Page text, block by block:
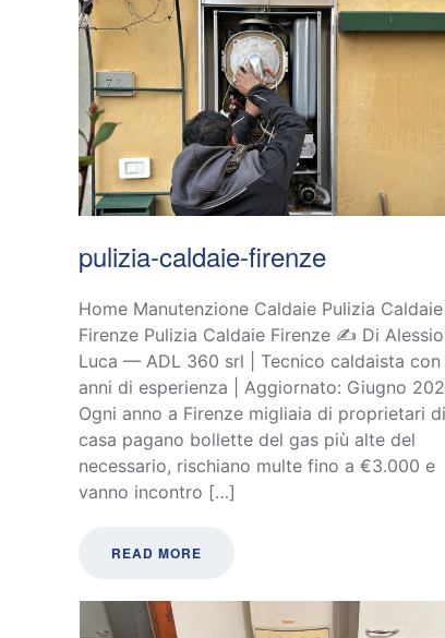
pulizia-caldaie-firenze
Home Manutenzione Caldaie Pulizia Caldaie
Firenze Pulizia Caldaie Firenze ✍️ Di
Luca — ADL 360 srl | Tecnico caldaista con
anni di esperienza | Aggiornato: Giugno
Ogni anno a Firenze migliaia di proprietari di
casa pagano bollette del gas più alte del
necessario, rischiano multe fino a €3.000 e
vanno incontro […]
READ MORE